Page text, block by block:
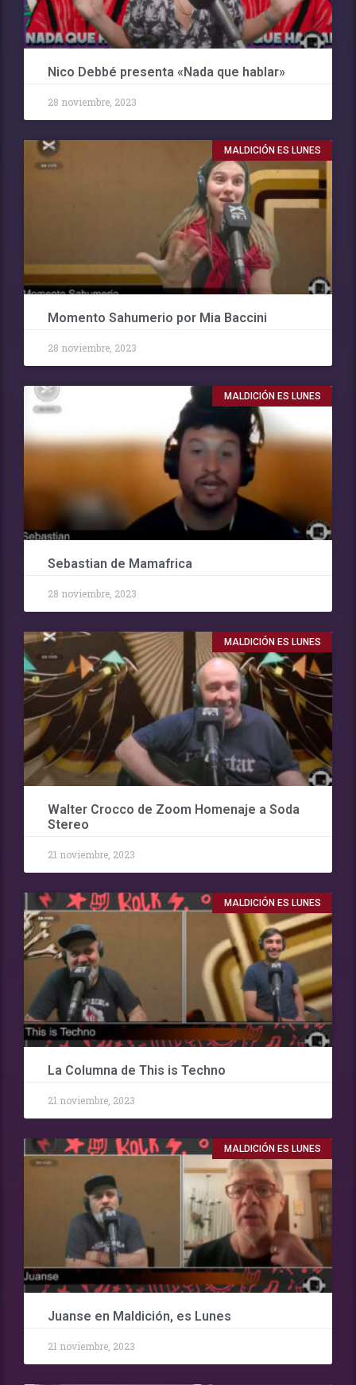
Nico Debbé presenta «Nada que hablar»
28 noviembre, 2023
MALDICIÓN ES LUNES
Momento Sahumerio por Mia Baccini
28 noviembre, 2023
MALDICIÓN ES LUNES
Sebastian de Mamafrica
28 noviembre, 2023
MALDICIÓN ES LUNES
Walter Crocco de Zoom Homenaje a Soda
Stereo
21 noviembre, 2023
MALDICIÓN ES LUNES
La Columna de This is Techno
21 noviembre, 2023
MALDICIÓN ES LUNES
Juanse en Maldición, es Lunes
21 noviembre, 2023